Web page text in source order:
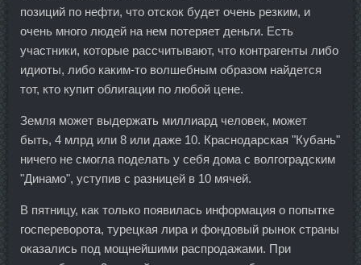
позиций по нефти, что отскок будет очень резким, и
очень много людей на нем потеряет деньги. Есть
участники, которые рассчитывают, что контрагенты либо
идиоты, либо каким-то волшебным образом найдется
тот, кто купит облигации по любой цене.
Земля может выдержать миллиард человек, может
быть, 4 млрд или 8 или даже 10. Краснодарская "Кубань"
ничего не смогла поделать у себя дома с волгоградским
"Динамо", уступив с разницей в 10 мячей.
В пятницу, как только появилась информация о попытке
госпереворота, турецкая лира и фондовый рынок страны
оказались под мощнейшими распродажами. При